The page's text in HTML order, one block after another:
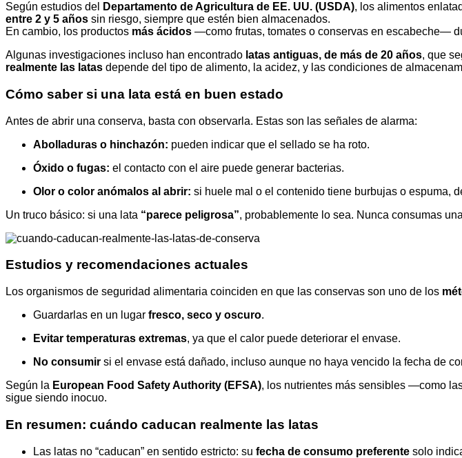
Según estudios del Departamento de Agricultura de EE. UU. (USDA), los alimentos
entre 2 y 5 años sin riesgo, siempre que estén bien almacenados.
En cambio, los productos más ácidos —como frutas, tomates o conservas en escabeche—
Algunas investigaciones incluso han encontrado latas antiguas, de más de 20 años, que
realmente las latas depende del tipo de alimento, la acidez, y las condiciones de
Cómo saber si una lata está en buen estado
Antes de abrir una conserva, basta con observarla. Estas son las señales de alarma:
Abolladuras o hinchazón: pueden indicar que el sellado se ha roto.
Óxido o fugas: el contacto con el aire puede generar bacterias.
Olor o color anómalos al abrir: si huele mal o el contenido tiene burbujas o espuma,
Un truco básico: si una lata “parece peligrosa”, probablemente lo sea. Nunca consumas
Estudios y recomendaciones actuales
Los organismos de seguridad alimentaria coinciden en que las conservas son uno de los
Guardarlas en un lugar fresco, seco y oscuro.
Evitar temperaturas extremas, ya que el calor puede deteriorar el envase.
No consumir si el envase está dañado, incluso aunque no haya vencido la fecha de
Según la European Food Safety Authority (EFSA), los nutrientes más sensibles —como
sigue siendo inocuo.
En resumen: cuándo caducan realmente las latas
Las latas no “caducan” en sentido estricto: su fecha de consumo preferente solo